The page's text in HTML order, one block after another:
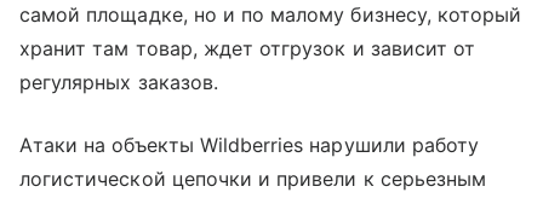
самой площадке, но и по малому бизнесу, который
хранит там товар, ждет отгрузок и зависит от
регулярных заказов.
Атаки на объекты Wildberries нарушили работу
логистической цепочки и привели к серьезным